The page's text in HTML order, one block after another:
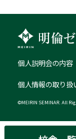
個人説明会の内容
個人情報の取り扱
©MEIRIN SEMINAR. All